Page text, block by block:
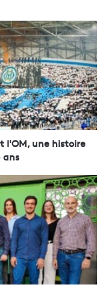
l'OM, une histoire
ans